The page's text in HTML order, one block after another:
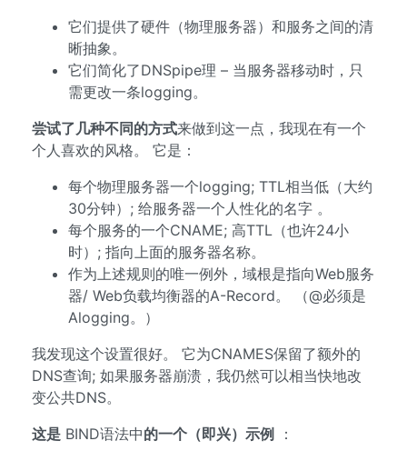
它们提供了硬件（物理服务器）和服务之间的清
晰抽象。
它们简化了DNSpipe理 – 当服务器移动时，只
需更改一条logging。
尝试了几种不同的方式来做到这一点，我现在有一个
个人喜欢的风格。 它是：
每个物理服务器一个logging; TTL相当低（大约
30分钟）; 给服务器一个人性化的名字 。
每个服务的一个CNAME; 高TTL（也许24小
时）; 指向上面的服务器名称。
作为上述规则的唯一例外，域根是指向Web服务
器/ Web负载均衡器的A-Record。 （@必须是
Alogging。）
我发现这个设置很好。 它为CNAMES保留了额外的
DNS查询; 如果服务器崩溃，我仍然可以相当快地改
变公共DNS。
这是 BIND语法中的一个（即兴）示例 ：